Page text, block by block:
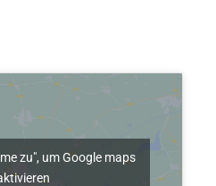
zu", um Google maps